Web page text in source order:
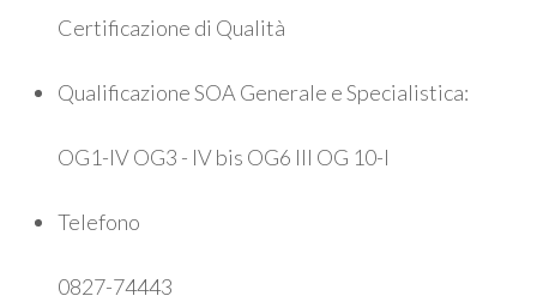
Certificazione di Qualità
Qualificazione SOA Generale e Specialistica:
OG1-IV OG3 - IV bis OG6 III OG 10-I
Telefono
0827-74443